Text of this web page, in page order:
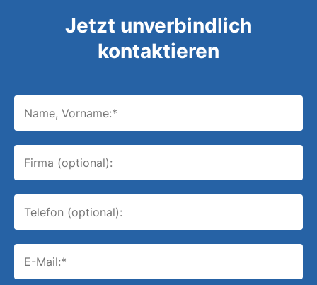
Jetzt unverbindlich
kontaktieren